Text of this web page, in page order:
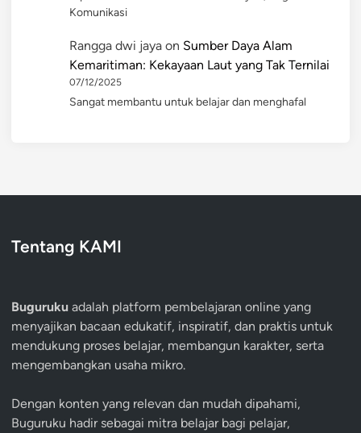
Komunikasi
Rangga dwi jaya on Sumber Daya Alam
Kemaritiman: Kekayaan Laut yang Tak Ternilai
07/12/2025
Sangat membantu untuk belajar dan menghafal
Tentang KAMI
Buguruku adalah platform pembelajaran online yang
menyajikan bacaan edukatif, inspiratif, dan praktis untuk
mendukung proses belajar, membangun karakter, serta
mengembangkan usaha mikro.
Dengan konten yang relevan dan mudah dipahami,
Buguruku hadir sebagai mitra belajar bagi pelajar,